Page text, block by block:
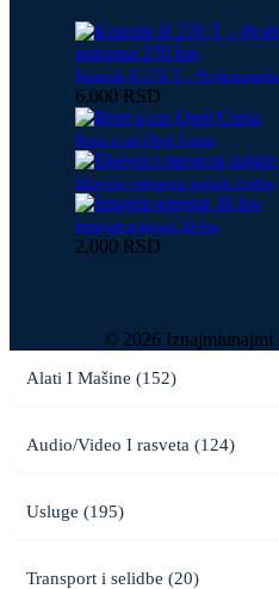
Kranzle B 270 T –
6,000 RSD
Rent a car Opel Corsa
Dnevni i mesecni najam vozila
Iznajmi agregat 30 kw
2,000 RSD
© 2026 Iznajmiunajmi
Alati I Mašine (152)
Audio/Video I rasveta (124)
Usluge (195)
Transport i selidbe (20)